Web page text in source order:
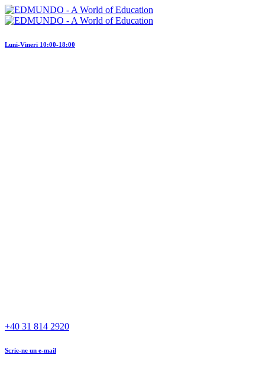
Luni-Vineri 10:00-18:00
+40 31 814 2920
Scrie-ne un e-mail